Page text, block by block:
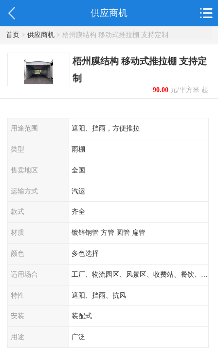
供应商机
首页> 供应商机> 梧州膜结构 移动式推拉棚 支持定制
梧州膜结构 移动式推拉棚 支持定
制
90.00元/平方米 起
用途范围 遮阳、挡雨，方便推拉
类型 雨棚
售卖地区 全国
运输方式 汽运
款式 齐全
材质 镀锌钢管 方管 圆管 扁管
颜色 多色选择
适用场合
特性 遮阳、挡雨、抗风
安装 装配式
用途 广泛